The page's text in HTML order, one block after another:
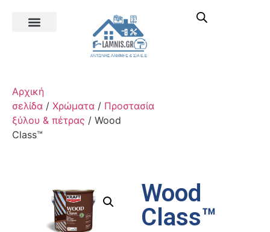
Αρχική
σελίδα / Χρώματα / Προστασία
ξύλου & πέτρας / Wood
Class™
Wood
Class™